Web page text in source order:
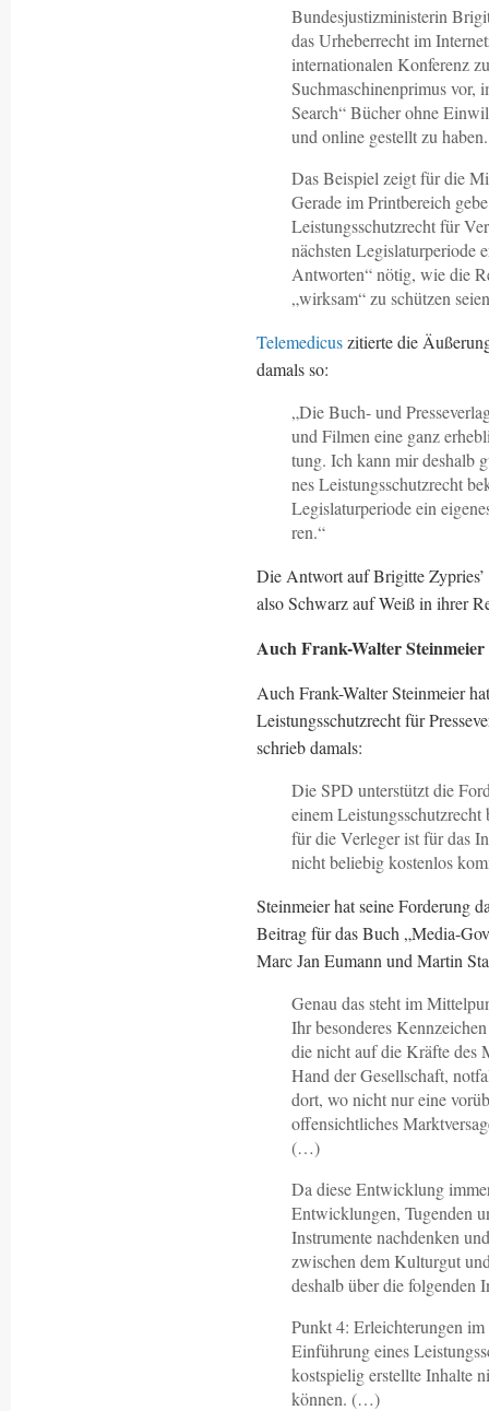
Bundesjustizministerin
das Urheberrecht im
internationalen Konferenz
Suchmaschinenprimus vor,
Search“ Bücher ohne
und online gestellt zu
Das Beispiel zeigt für die
Gerade im Printbereich
Leistungsschutzrecht für
nächsten Legislaturperiode
Antworten“ nötig, wie die
„wirksam“ zu schützen
Telemedicuszitierte die
damals so:
„Die Buch- und
und Fil­men eine ganz
tung. Ich kann mir des­halb
nes Leis­tungs­schutz­recht
Le­gis­la­tur­pe­rio­de ein
ren.“
Die Antwort auf Brigitte
also Schwarz auf Weiß in ihrer
Auch Frank-Walter
Auch Frank-Walter Steinmeier
Leistungsschutzrecht für
schrieb damals:
Die SPD unterstützt die
einem
für die Verleger ist für das
nicht beliebig kostenlos
Steinmeier hat seine Forderung
Beitrag für das Buch „Media-
Marc Jan Eumann und Martin
Genau das steht im
Ihr besonderes
die nicht auf die Kräfte des
Hand der Gesellschaft,
dort, wo nicht nur eine
offensichtliches
(…)
Da diese Entwicklung
Entwicklungen, Tugenden
Instrumente nachdenken
zwischen dem Kulturgut
deshalb über die
Punkt 4: Erleichterungen
Einführung eines
kostspielig erstellte Inhalte
können. (…)